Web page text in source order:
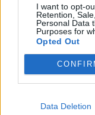
I want to opt-
Retention,
Personal Data
Purposes for
Opted Out
Data Deletion
analisi per rispondere
consentiranno la
commerciali,
sviluppo prodotto.
manutentivi,